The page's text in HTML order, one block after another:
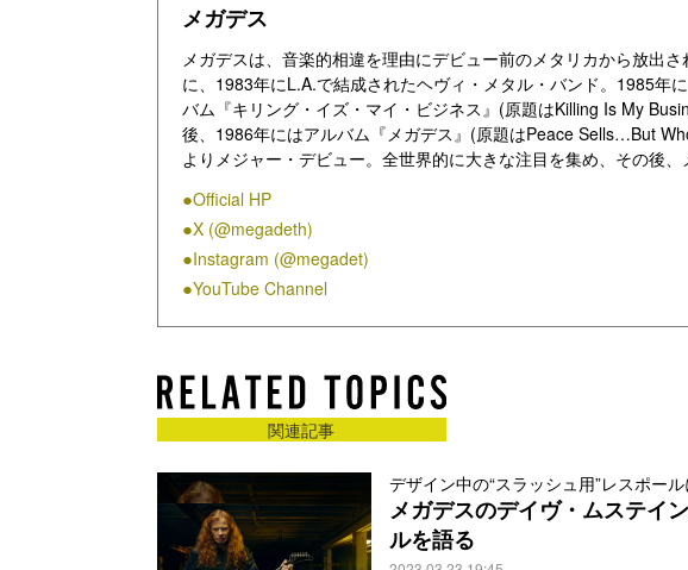
メガデス
メガデスは、音楽的相違を理由にデビュー前のメタリカから放出
に、1983年にL.A.で結成されたヘヴィ・メタル・バンド。1985年
バム『キリング・イズ・マイ・ビジネス』(原題はKilling Is My
後、1986年にはアルバム『メガデス』(原題はPeace Sells…But
よりメジャー・デビュー。全世界的に大きな注目を集め、その後
大ヒットとなり、世界中で人気爆発。続く1994年のアルバム『ユ
位まで上昇する大ベストセラーとなり、1980年代後半から1990年
ャピトル・レコードからリリースされた最初の5枚のアルバムはす
ており、1992年の大ヒット作『破滅へのカウントダウン』はダブ
その後、バンドは2002年に一度解散しましたが、2004年にデイヴ
アルバム『エンドゲーム』(原題はEndgame)は、いずれも全米チャ
2008年には新ギタリストにクリス・ブロデリックを迎え、2010年
シストのデイヴィッド・エレフソンがバンドに復帰。デイヴ・ム
れた通算13作目のアルバム『サーティーン』(原題はTh1rt3en)は、
ースされた前作『スーパー・コライダー』(原題はSuper Collider)
記録しています。
Official HP
X (@megadeth)
Instagram (@megadet)
YouTube Channel
関連記事
デザイン中の“スラッシュ用”レスポー
メガデスのデイヴ・ムステイ
ルを語る